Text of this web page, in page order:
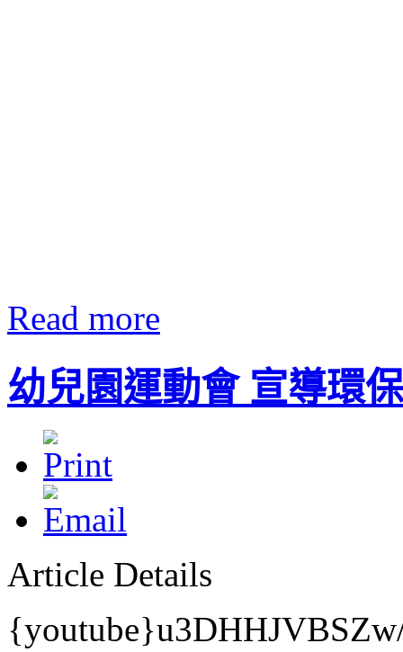
Read more
幼兒園運動會 宣導環
Article Details